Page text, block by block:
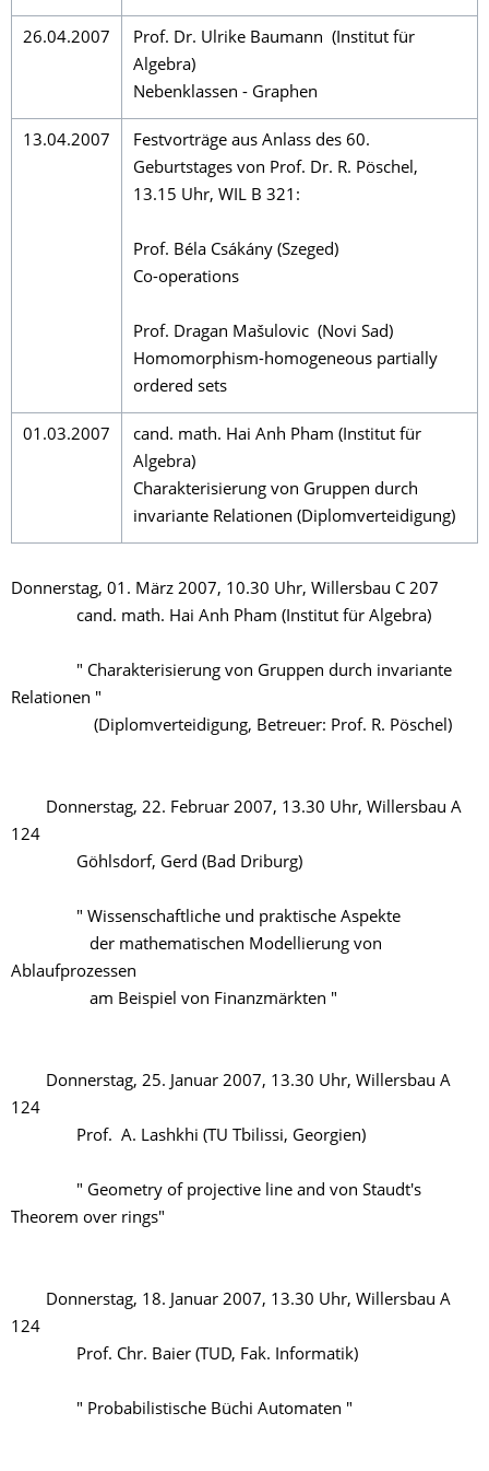
26.04.2007
Prof. Dr. Ulrike Baumann (Institut für
Algebra)
Nebenklassen - Graphen
13.04.2007
Festvorträge aus Anlass des 60.
Geburtstages von Prof. Dr. R. Pöschel,
13.15 Uhr, WIL B 321:
Prof. Béla Csákány (Szeged)
Co-operations
Prof. Dragan Mašulovic (Novi Sad)
Homomorphism-homogeneous partially
ordered sets
01.03.2007
cand. math. Hai Anh Pham (Institut für
Algebra)
Charakterisierung von Gruppen durch
invariante Relationen (Diplomverteidigung)
Donnerstag, 01. März 2007, 10.30 Uhr, Willersbau C 207
cand. math. Hai Anh Pham (Institut für Algebra)
" Charakterisierung von Gruppen durch invariante
Relationen "
(Diplomverteidigung, Betreuer: Prof. R. Pöschel)
Donnerstag, 22. Februar 2007, 13.30 Uhr, Willersbau A
124
Göhlsdorf, Gerd (Bad Driburg)
" Wissenschaftliche und praktische Aspekte
der mathematischen Modellierung von
Ablaufprozessen
am Beispiel von Finanzmärkten "
Donnerstag, 25. Januar 2007, 13.30 Uhr, Willersbau A
124
Prof. A. Lashkhi (TU Tbilissi, Georgien)
" Geometry of projective line and von Staudt's
Theorem over rings"
Donnerstag, 18. Januar 2007, 13.30 Uhr, Willersbau A
124
Prof. Chr. Baier (TUD, Fak. Informatik)
" Probabilistische Büchi Automaten "